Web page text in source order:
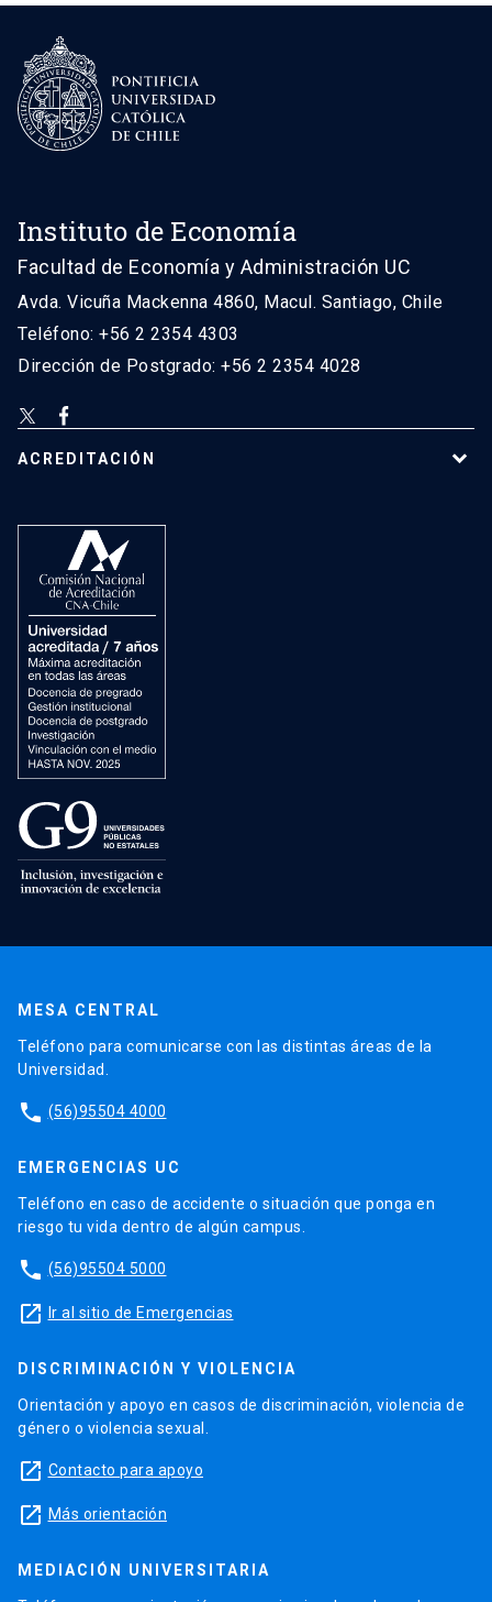
Instituto de Economía
Facultad de Economía y Administración UC
Avda. Vicuña Mackenna 4860, Macul. Santiago, Chile
Teléfono: +56 2 2354 4303
Dirección de Postgrado: +56 2 2354 4028
ACREDITACIÓN
MESA CENTRAL
Teléfono para comunicarse con las distintas áreas de la
Universidad.
phone (56)95504 4000
EMERGENCIAS UC
Teléfono en caso de accidente o situación que ponga en
riesgo tu vida dentro de algún campus.
phone (56)95504 5000
launch Ir al sitio de Emergencias
DISCRIMINACIÓN Y VIOLENCIA
Orientación y apoyo en casos de discriminación, violencia de
género o violencia sexual.
launch Contacto para apoyo
launch Más orientación
MEDIACIÓN UNIVERSITARIA